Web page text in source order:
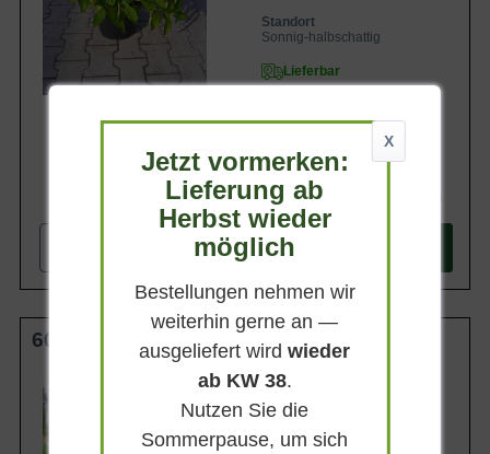
Standort
Sonnig-halbschattig
Lieferbar
In den
60-80 cm C20
Wuchsendhöhe
Sommergrün
X
Jetzt vormerken:
Lieferung ab
Herbst wieder
möglich
Bestellungen nehmen wir
weiterhin gerne an —
ausgeliefert wirdwieder
ab KW 38.
Nutzen Sie die
Sommerpause, um sich